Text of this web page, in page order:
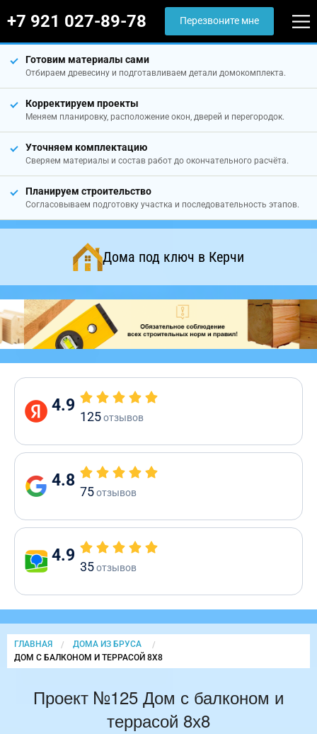
+7 921 027-89-78 Перезвоните мне
Готовим материалы сами
Отбираем древесину и подготавливаем детали домокомплекта.
Корректируем проекты
Меняем планировку, расположение окон, дверей и перегородок.
Уточняем комплектацию
Сверяем материалы и состав работ до окончательного расчёта.
Планируем строительство
Согласовываем подготовку участка и последовательность этапов.
Дома под ключ в Керчи
4.9
125отзывов
4.8
75отзывов
4.9
35отзывов
ГЛАВНАЯ
ДОМА ИЗ БРУСА
CURRENT:
ДОМ С БАЛКОНОМ И ТЕРРАСОЙ 8Х8
Проект №125 Дом с балконом и
террасой 8х8